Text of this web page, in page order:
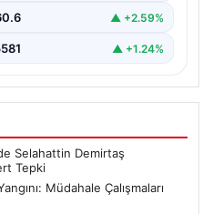
▲ +2.59%
▲ +1.24%
Selahattin Demirtaş
Tepki
Müdahale Çalışmaları